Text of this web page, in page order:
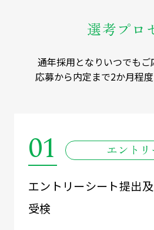
選考プロ
通年採用となりいつでも
応募から内定まで2か月程
01 エントリ
エントリーシート提出
受検